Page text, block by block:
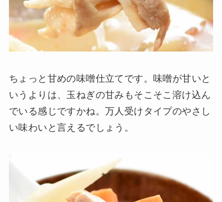
ちょっと甘めの味噌仕立てです。味噌が甘いと
いうよりは、玉ねぎの甘みもそこそこ溶け込ん
でいる感じですかね。万人受けタイプのやさし
い味わいと言えるでしょう。